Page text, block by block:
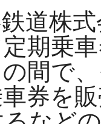
道株式
期乗
間で
券を